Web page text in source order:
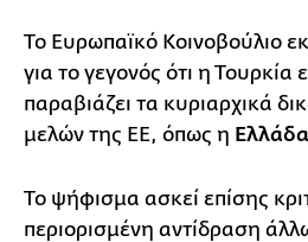
Το Ευρωπαϊκό Κοινοβούλιο
για το γεγονός ότι η Τουρκία
παραβιάζει τα κυριαρχικά
μελών της ΕΕ, όπως η
Το ψήφισμα ασκεί επίσης
περιορισμένη αντίδραση